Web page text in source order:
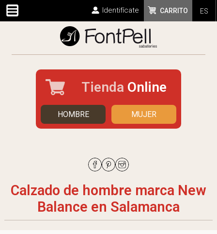
ES
CARRITO
Identifícate
Tienda Online
HOMBRE MUJER
Calzado de hombre marca New
Balance en Salamanca